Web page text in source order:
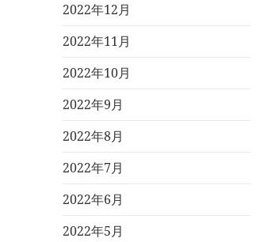
2022年12月
2022年11月
2022年10月
2022年9月
2022年8月
2022年7月
2022年6月
2022年5月